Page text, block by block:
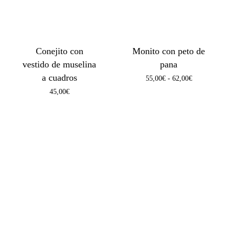
Conejito con
vestido de muselina
a cuadros
45,00€
Monito con peto de
pana
55,00€ - 62,00€Rango